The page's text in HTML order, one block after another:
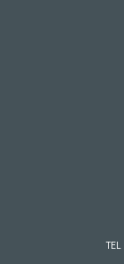
TEL